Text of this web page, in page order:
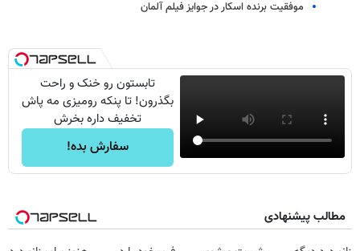
موفقیت برنده اسکار در جوایز فیلم آلمان
تابستون رو خنک و راحت
بگذرون! تا پنکه رومیزی مه پاش
تخفیف داره بخرش
سفارش بده!
مطالب پیشنهادی